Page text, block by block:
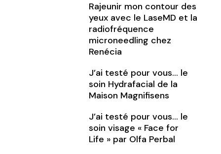
Rajeunir mon contour des
yeux avec le LaseMD et la
radiofréquence
microneedling chez
Renécia
J’ai testé pour vous… le
soin Hydrafacial de la
Maison Magnifisens
J’ai testé pour vous… le
soin visage « Face for
Life » par Olfa Perbal